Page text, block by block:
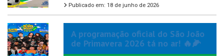
Publicado em: 18 de junho de 2026
A programação oficial do São João
de Primavera 2026 tá no ar! 🔥🌽